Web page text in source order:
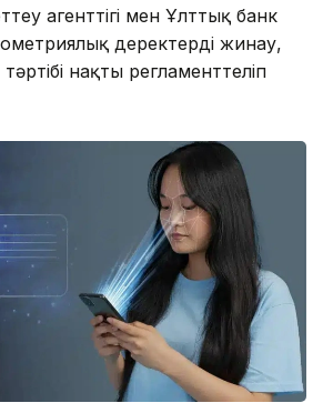
агенттігі мен Ұлттық банк
деректерді жинау,
нақты регламенттеліп